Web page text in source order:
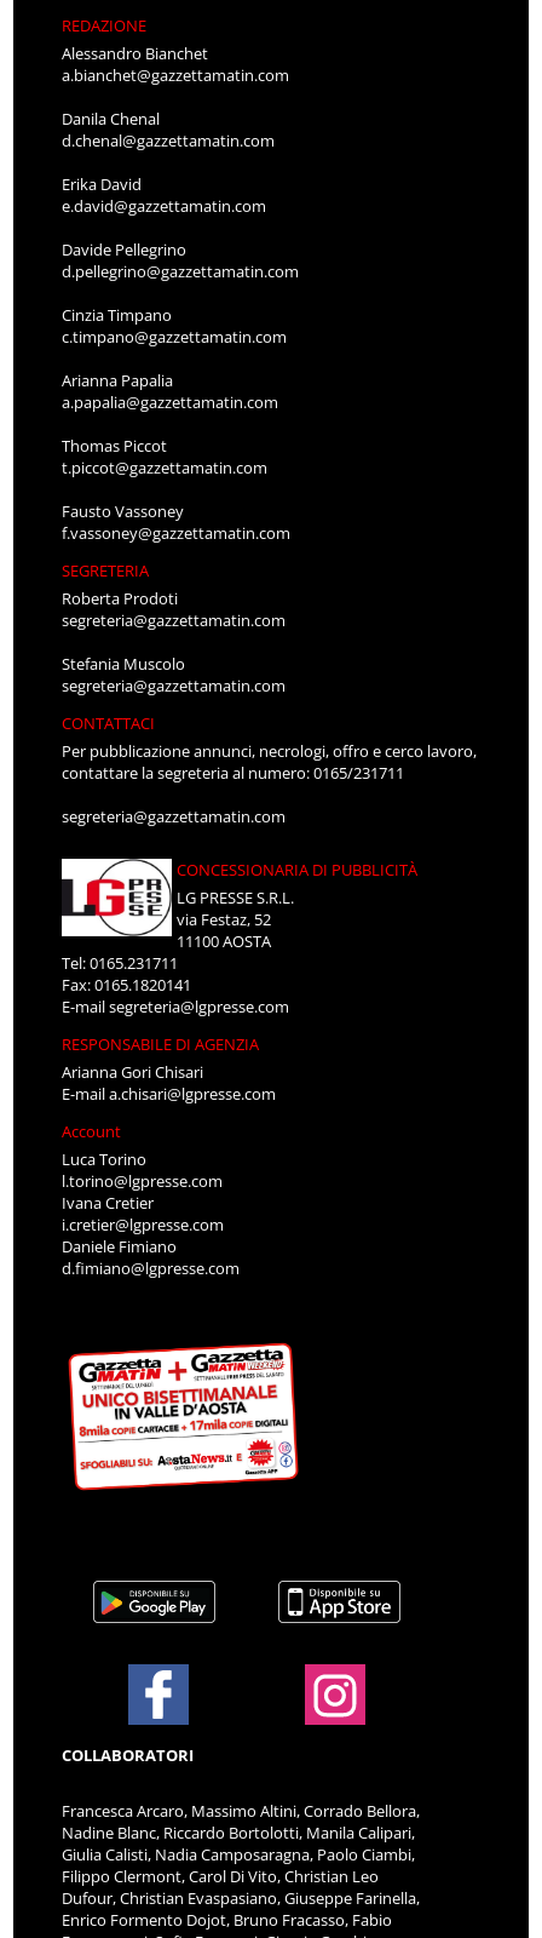
REDAZIONE
Alessandro Bianchet
a.bianchet@gazzettamatin.com
Danila Chenal
d.chenal@gazzettamatin.com
Erika David
e.david@gazzettamatin.com
Davide Pellegrino
d.pellegrino@gazzettamatin.com
Cinzia Timpano
c.timpano@gazzettamatin.com
Arianna Papalia
a.papalia@gazzettamatin.com
Thomas Piccot
t.piccot@gazzettamatin.com
Fausto Vassoney
f.vassoney@gazzettamatin.com
SEGRETERIA
Roberta Prodoti
segreteria@gazzettamatin.com
Stefania Muscolo
segreteria@gazzettamatin.com
CONTATTACI
Per pubblicazione annunci, necrologi, offro e cerco lavoro,
contattare la segreteria al numero: 0165/231711
segreteria@gazzettamatin.com
CONCESSIONARIA DI PUBBLICITÀ
LG PRESSE S.R.L.
via Festaz, 52
11100 AOSTA
Tel: 0165.231711
Fax: 0165.1820141
E-mailsegreteria@lgpresse.com
RESPONSABILE DI AGENZIA
Arianna Gori Chisari
E-maila.chisari@lgpresse.com
Account
Luca Torino
l.torino@lgpresse.com
Ivana Cretier
i.cretier@lgpresse.com
Daniele Fimiano
d.fimiano@lgpresse.com
COLLABORATORI
Francesca Arcaro, Massimo Altini, Corrado Bellora,
Nadine Blanc, Riccardo Bortolotti, Manila Calipari,
Giulia Calisti, Nadia Camposaragna, Paolo Ciambi,
Filippo Clermont, Carol Di Vito, Christian Leo
Dufour, Christian Evaspasiano, Giuseppe Farinella,
Enrico Formento Dojot, Bruno Fracasso, Fabio